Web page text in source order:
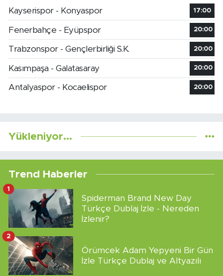
Kayserispor - Konyaspor
17:00
Fenerbahçe - Eyüpspor 20:00
Trabzonspor - Gençlerbirliği S.K. 20:00
Kasımpaşa - Galatasaray 20:00
Antalyaspor - Kocaelispor 20:00
Yükleniyor...
Trend Haberler
Spiderman Brand New Day
Türkçe Dublaj İzle - Nereden
İzlenir?
1
Örümcek Adam Yepyeni Bir Gün
İzle Türkçe Dublaj ve Altyazılı
2